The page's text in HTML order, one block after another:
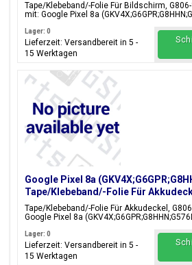
Tape/Klebeband/-Folie Für Bildschirm,
mit: Google Pixel 8a
Lager: 0
Lieferzeit: Versandbereit in 5 -
15 Werktagen
Google Pixel 8a
Tape/Klebeband/-Folie Für
01
Tape/Klebeband/-Folie Für Akkudeckel,
Google Pixel 8a
Lager: 0
Lieferzeit: Versandbereit in 5 -
15 Werktagen